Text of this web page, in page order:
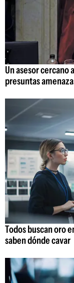
Un asesor cercano
presuntas
Todos buscan oro
saben dónde cavar